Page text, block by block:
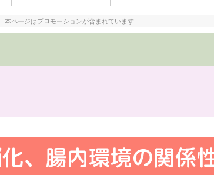
本ページはプロモーションが含まれています